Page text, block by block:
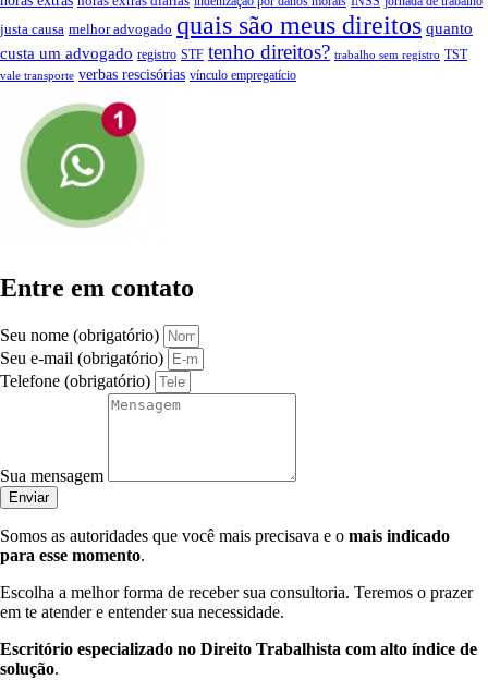
justa causa melhor advogado quais são meus direitos quanto
custa um advogado registro STF tenho direitos? trabalho sem registro TST
vale transporte verbas rescisórias vínculo empregatício
Entre em contato
Seu nome (obrigatório)
Seu e-mail (obrigatório)
Telefone (obrigatório)
Sua mensagem
Enviar
Somos as autoridades que você mais precisava e o mais indicado
para esse momento.
Escolha a melhor forma de receber sua consultoria. Teremos o prazer
em te atender e entender sua necessidade.
Escritório especializado no Direito Trabalhista com alto índice de
solução.